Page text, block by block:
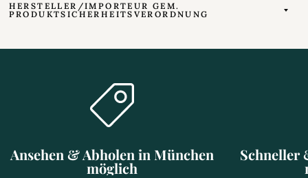
HERSTELLER/IMPORTEUR GEM.
PRODUKTSICHERHEITSVERORDNUNG
Ansehen & Abholen in München
möglich
Schneller